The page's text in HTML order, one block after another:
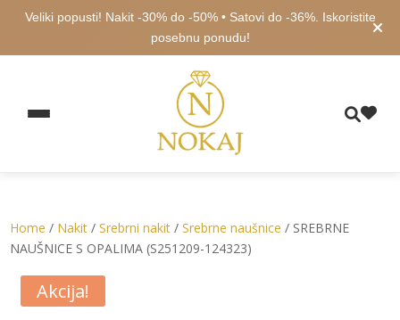
Veliki popusti! Nakit -30% do -50% • Satovi do -36%. Iskoristite
posebnu ponudu!
Home / Nakit /Srebrni nakit /Srebrne naušnice / SREBRNE
NAUŠNICE S OPALIMA (S251209-124323)
Akcija!